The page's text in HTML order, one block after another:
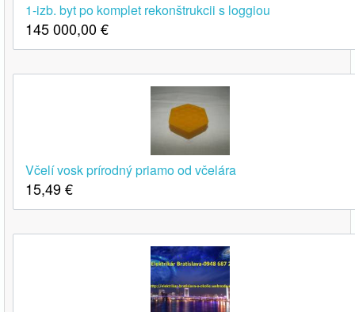
1-izb. byt po komplet rekonštrukcii s loggiou
145 000,00€
Včelí vosk prírodný priamo od včelára
15,49€